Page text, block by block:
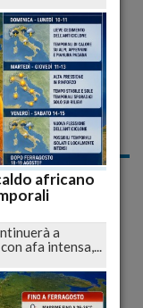
22
»
africano
a
afa intensa,...